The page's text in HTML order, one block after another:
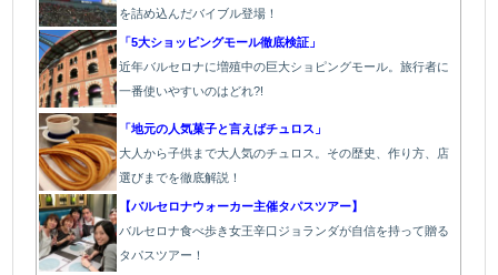
を詰め込んだバイブル登場！
「5大ショッピングモール徹底検証」
近年バルセロナに増殖中の巨大ショピングモール。旅行者に
一番使いやすいのはどれ?!
「地元の人気菓子と言えばチュロス」
大人から子供まで大人気のチュロス。その歴史、作り方、店
選びまでを徹底解説！
【バルセロナウォーカー主催タパスツアー】
バルセロナ食べ歩き女王辛口ジョランダが自信を持って贈る
タパスツアー！